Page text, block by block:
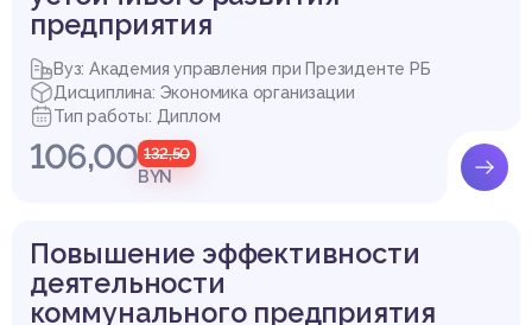
предприятия
Вуз: Академия управления при Президенте РБ
Дисциплина: Экономика организации
Тип работы: Диплом
106,00 132,50
BYN
Повышение эффективности
деятельности
коммунального предприятия